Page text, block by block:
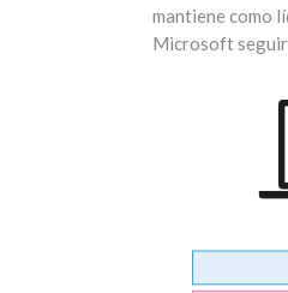
mantiene como
Microsoft